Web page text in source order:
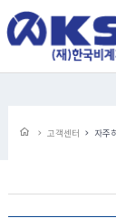
고객센터 자주